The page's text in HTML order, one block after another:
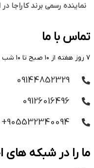
نماینده رسمی برند کاراجا در
تماس با ما
۷ روز هفته از ۱۰ صبح تا ۱۰ شب پاسخگوی شما عزیزان هستیم
09144852329
09126016496
905532340094+
ما را در شبکه های